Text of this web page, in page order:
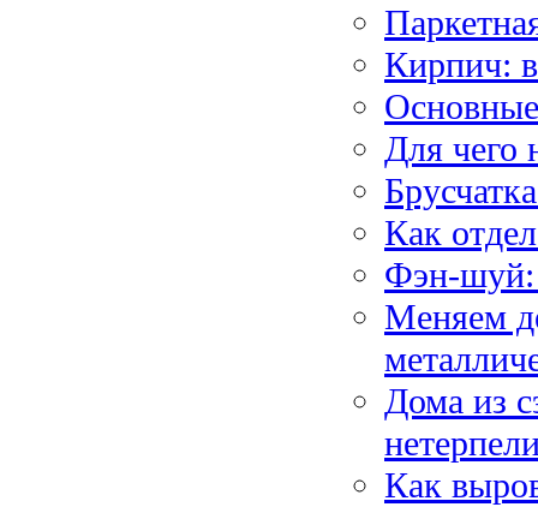
Кирпич:
Для чего
Как
Фэн-шуй:
Меняем
Дома из
Как